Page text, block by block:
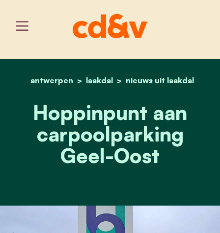
home
antwerpen laakdal nieuws uit laakdal
hoppinpunt aan
Hoppinpunt aan
carpoolparking
Geel-Oost